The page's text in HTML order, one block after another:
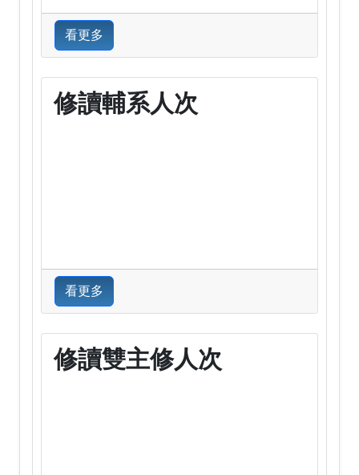
看更多
修讀輔系人次
看更多
修讀雙主修人次